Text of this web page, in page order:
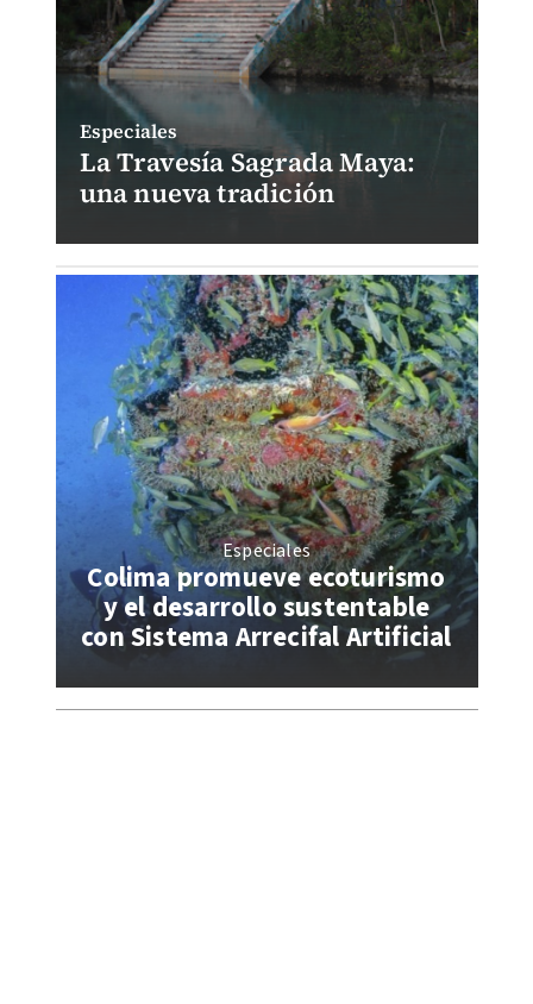
La Travesía Sagrada Maya:
una nueva tradición
Especiales
Colima promueve ecoturismo
y el desarrollo sustentable
con Sistema Arrecifal Artificial
Especiales